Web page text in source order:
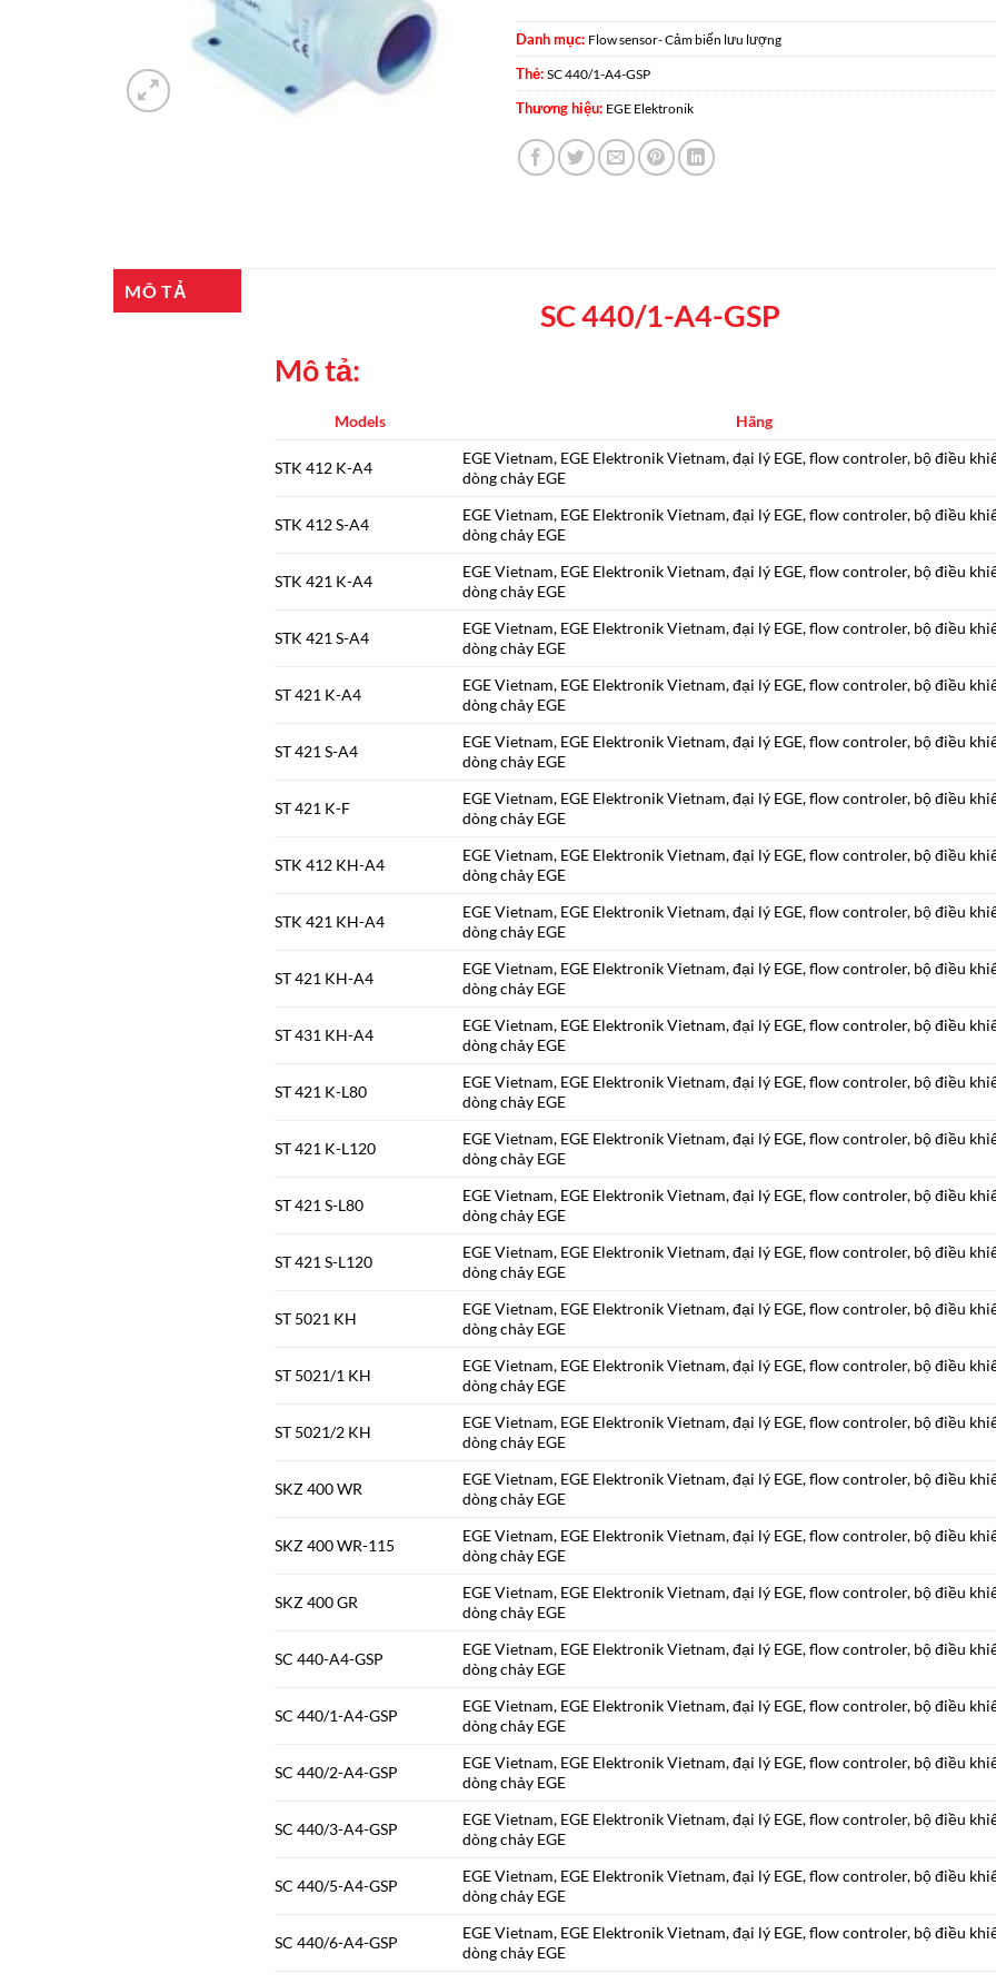
Danh mục: Flow sensor- Cảm biến lưu lượng
Thẻ:SC 440/1-A4-GSP
Thương hiệu: EGE Elektronik
MÔ TẢ
SC 440/1-A4-GSP
Mô tả:
Models Hãng
STK 412 K-A4
EGE Vietnam, EGE Elektronik Vietnam, đại lý EGE, flow controler, bộ điều
dòng chảy EGE
STK 412 S-A4
EGE Vietnam, EGE Elektronik Vietnam, đại lý EGE, flow controler, bộ điều
dòng chảy EGE
STK 421 K-A4
EGE Vietnam, EGE Elektronik Vietnam, đại lý EGE, flow controler, bộ điều
dòng chảy EGE
STK 421 S-A4
EGE Vietnam, EGE Elektronik Vietnam, đại lý EGE, flow controler, bộ điều
dòng chảy EGE
ST 421 K-A4
EGE Vietnam, EGE Elektronik Vietnam, đại lý EGE, flow controler, bộ điều
dòng chảy EGE
ST 421 S-A4
EGE Vietnam, EGE Elektronik Vietnam, đại lý EGE, flow controler, bộ điều
dòng chảy EGE
ST 421 K-F
EGE Vietnam, EGE Elektronik Vietnam, đại lý EGE, flow controler, bộ điều
dòng chảy EGE
STK 412 KH-A4
EGE Vietnam, EGE Elektronik Vietnam, đại lý EGE, flow controler, bộ điều
dòng chảy EGE
STK 421 KH-A4
EGE Vietnam, EGE Elektronik Vietnam, đại lý EGE, flow controler, bộ điều
dòng chảy EGE
ST 421 KH-A4
EGE Vietnam, EGE Elektronik Vietnam, đại lý EGE, flow controler, bộ điều
dòng chảy EGE
ST 431 KH-A4
EGE Vietnam, EGE Elektronik Vietnam, đại lý EGE, flow controler, bộ điều
dòng chảy EGE
ST 421 K-L80
EGE Vietnam, EGE Elektronik Vietnam, đại lý EGE, flow controler, bộ điều
dòng chảy EGE
ST 421 K-L120
EGE Vietnam, EGE Elektronik Vietnam, đại lý EGE, flow controler, bộ điều
dòng chảy EGE
ST 421 S-L80
EGE Vietnam, EGE Elektronik Vietnam, đại lý EGE, flow controler, bộ điều
dòng chảy EGE
ST 421 S-L120
EGE Vietnam, EGE Elektronik Vietnam, đại lý EGE, flow controler, bộ điều
dòng chảy EGE
ST 5021 KH
EGE Vietnam, EGE Elektronik Vietnam, đại lý EGE, flow controler, bộ điều
dòng chảy EGE
ST 5021/1 KH
EGE Vietnam, EGE Elektronik Vietnam, đại lý EGE, flow controler, bộ điều
dòng chảy EGE
ST 5021/2 KH
EGE Vietnam, EGE Elektronik Vietnam, đại lý EGE, flow controler, bộ điều
dòng chảy EGE
SKZ 400 WR
EGE Vietnam, EGE Elektronik Vietnam, đại lý EGE, flow controler, bộ điều
dòng chảy EGE
SKZ 400 WR-115
EGE Vietnam, EGE Elektronik Vietnam, đại lý EGE, flow controler, bộ điều
dòng chảy EGE
SKZ 400 GR
EGE Vietnam, EGE Elektronik Vietnam, đại lý EGE, flow controler, bộ điều
dòng chảy EGE
SC 440-A4-GSP
EGE Vietnam, EGE Elektronik Vietnam, đại lý EGE, flow controler, bộ điều
dòng chảy EGE
SC 440/1-A4-GSP
EGE Vietnam, EGE Elektronik Vietnam, đại lý EGE, flow controler, bộ điều
dòng chảy EGE
SC 440/2-A4-GSP
EGE Vietnam, EGE Elektronik Vietnam, đại lý EGE, flow controler, bộ điều
dòng chảy EGE
SC 440/3-A4-GSP
EGE Vietnam, EGE Elektronik Vietnam, đại lý EGE, flow controler, bộ điều
dòng chảy EGE
SC 440/5-A4-GSP
EGE Vietnam, EGE Elektronik Vietnam, đại lý EGE, flow controler, bộ điều
dòng chảy EGE
SC 440/6-A4-GSP
EGE Vietnam, EGE Elektronik Vietnam, đại lý EGE, flow controler, bộ điều
dòng chảy EGE